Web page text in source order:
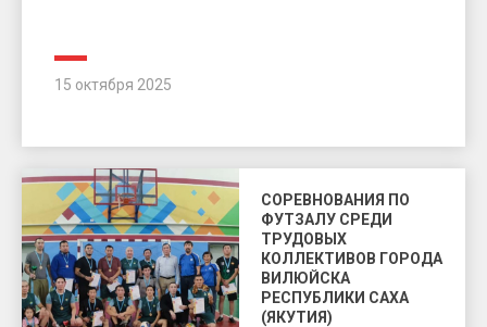
15 октября 2025
СОРЕВНОВАНИЯ ПО
ФУТЗАЛУ СРЕДИ
ТРУДОВЫХ
КОЛЛЕКТИВОВ ГОРОДА
ВИЛЮЙСКА
РЕСПУБЛИКИ САХА
(ЯКУТИЯ)